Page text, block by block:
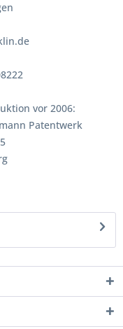
vor 2006:
Patentwerk